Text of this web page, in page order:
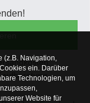
(z.B. Navigation,
ein. Darüber
Technologien, um
Website für